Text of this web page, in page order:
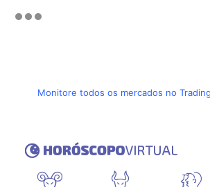
Monitore todos os mercados no